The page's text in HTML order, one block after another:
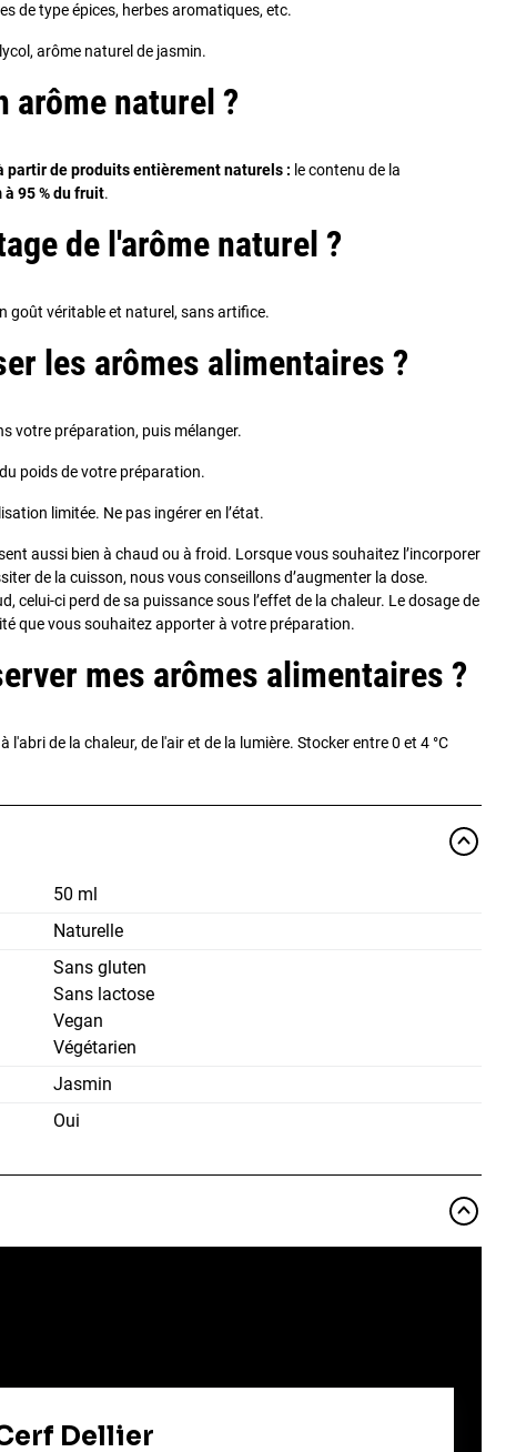
de type épices, herbes aromatiques, etc.
arôme naturel de jasmin.
arôme naturel ?
partir de produits entièrement naturels : le contenu de la
95 % du fruit.
de l'arôme naturel ?
goût véritable et naturel, sans artifice.
les arômes alimentaires ?
votre préparation, puis mélanger.
poids de votre préparation.
limitée. Ne pas ingérer en l’état.
aussi bien à chaud ou à froid. Lorsque vous souhaitez l’incorporer
de la cuisson, nous vous conseillons d’augmenter la dose.
celui-ci perd de sa puissance sous l’effet de la chaleur. Le dosage de
que vous souhaitez apporter à votre préparation.
mes arômes alimentaires ?
l'abri de la chaleur, de l'air et de la lumière. Stocker entre 0 et 4 °C
50 ml
Naturelle
Sans gluten
Sans lactose
Vegan
Végétarien
Jasmin
Oui